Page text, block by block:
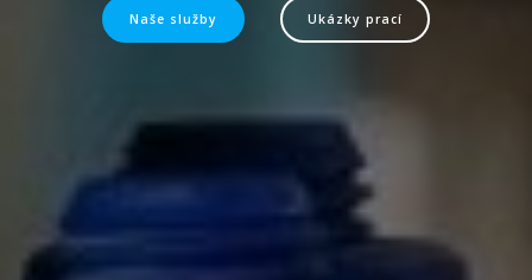
Naše služby Ukázky prací